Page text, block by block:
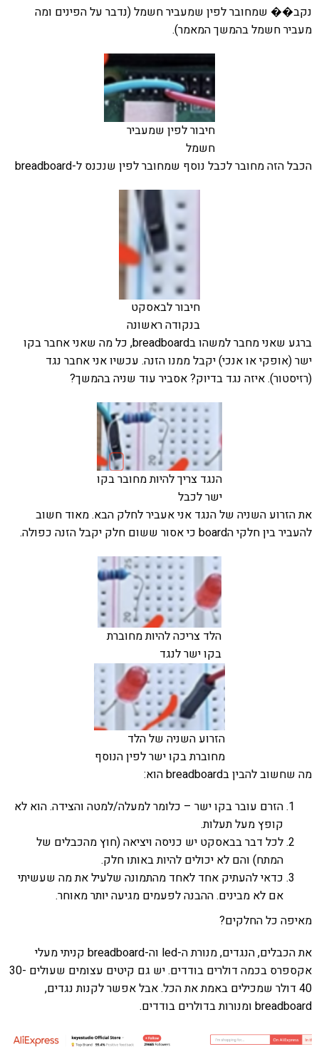
נקב�� שמחובר לפין שמעביר חשמל (נדבר על הפינים ומה
מעביר חשמל בהמשך המאמר).
חיבור לפין שמעביר
חשמל
הכבל הזה מחובר לכבל נוסף שמחובר לפין שנכנס ל-breadboard
חיבור לבאסקט
בנקודה ראשונה
ברגע שאני מחבר למשהו בbreadboard, כל מה שאני אחבר בקו
ישר (אופקי או אנכי) יקבל ממנו הזנה. עכשיו אני אחבר נגד
(רזיסטור). איזה נגד בדיוק? אסביר עוד שניה בהמשך?
הנגד צריך להיות מחובר בקו
ישר לכבל
את הזרוע השניה של הנגד אני אעביר לחלק הבא. מאוד חשוב
להעביר בין חלקי הboard כי אסור ששום חלק יקבל הזנה כפולה.
הלד צריכה להיות מחוברת
בקו ישר לנגד
הזרוע השניה של הלד
מחוברת בקו ישר לפין הנוסף
מה שחשוב להבין בbreadboard הוא:
הזרם עובר בקו ישר – כלומר למעלה/למטה והצידה. הוא לא
קופץ מעל תעלות.
לכל דבר בבאסקט יש כניסה ויציאה (חוץ מהכבלים של
המתח) והם לא יכולים להיות באותו חלק.
כדאי להעתיק אחד לאחד מהתמונה שלעיל את מה שעשיתי
אם לא מבינים. ההבנה לפעמים מגיעה יותר מאוחר.
מאיפה כל החלקים?
את הכבלים, הנגדים, מנורת ה-led וה-breadboard קניתי מעלי
אקספרס בכמה דולרים בודדים. יש גם קיטים עצומים שעולים 30-
40 דולר שמכילים באמת את הכל. אבל אפשר לקנות נגדים,
breadboard ומנורות בדולרים בודדים.